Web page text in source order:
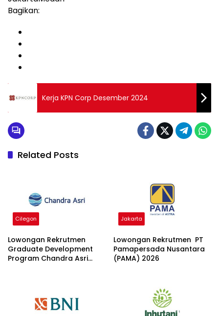
Bagikan:
Kerja KPN Corp Desember 2024
Related Posts
Cilegon
Lowongan Rekrutmen
Graduate Development
Program Chandra Asri
Jakarta
Lowongan Rekrutmen PT
Pamapersada Nusantara
(PAMA) 2026